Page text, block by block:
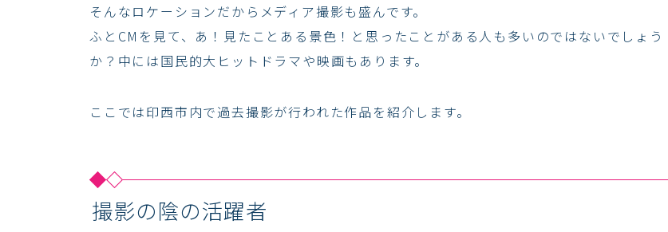
そんなロケーションだからメディア撮影も盛んです。
ふとCMを見て、あ！見たことある景色！と思ったことがある人も多いのではないでしょう
か？中には国民的大ヒットドラマや映画もあります。
ここでは印西市内で過去撮影が行われた作品を紹介します。
撮影の陰の活躍者